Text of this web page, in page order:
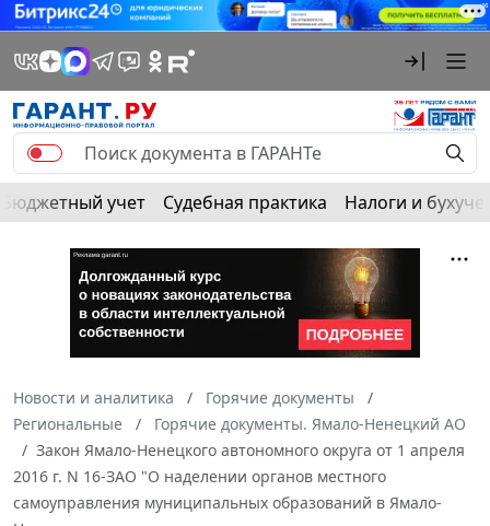
Бюджетный учет Судебная практика Налоги и
Новости и аналитика
Горячие документы
Региональные
Горячие документы. Ямало-Ненецкий АО
Закон Ямало-Ненецкого автономного округа от 1 апреля
2016 г. N 16-ЗАО "О наделении органов местного
самоуправления муниципальных образований в Ямало-